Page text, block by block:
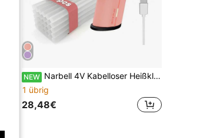
NEW Narbell 4V Kabelloser Heißklebepistole, 12s schnelles Vorheizen, Typ-C Aufladung, 2000mAh Akku, 7mm*30 Klebesticks, Intelligentes Automatik-Ausschalten, geeignet für DIY/Basteln/Reparaturen
1 übrig
28,48€